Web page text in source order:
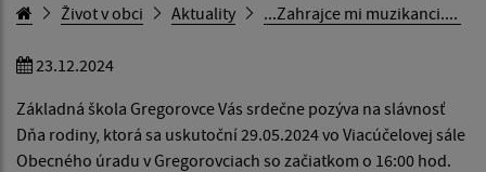
Život v obci Aktuality ...Zahrajce mi muzikanci....
23.12.2024
Základná škola Gregorovce Vás srdečne pozýva na slávnosť
Dňa rodiny, ktorá sa uskutoční 29.05.2024 vo Viacúčelovej sále
Obecného úradu v Gregorovciach so začiatkom o 16:00 hod.